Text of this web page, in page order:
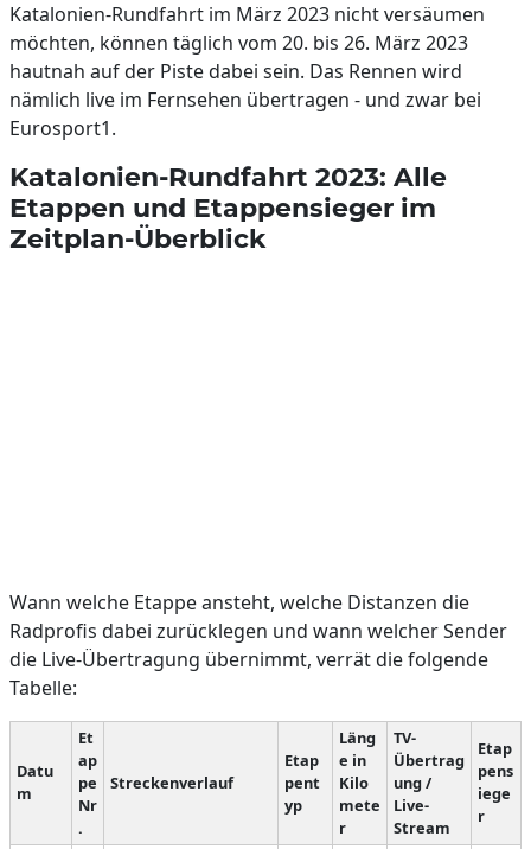
Katalonien-Rundfahrt im März 2023 nicht versäumen
möchten, können täglich vom 20. bis 26. März 2023
hautnah auf der Piste dabei sein. Das Rennen wird
nämlich live im Fernsehen übertragen - und zwar bei
Eurosport1.
Katalonien-Rundfahrt 2023: Alle
Etappen und Etappensieger im
Zeitplan-Überblick
Wann welche Etappe ansteht, welche Distanzen die
Radprofis dabei zurücklegen und wann welcher Sender
die Live-Übertragung übernimmt, verrät die folgende
Tabelle:
Datu
m
Et
ap
pe
Nr
.
Streckenverlauf
Etap
pent
yp
Läng
e in
Kilo
mete
r
TV-
Übertrag
ung /
Live-
Stream
Etap
pens
iege
r